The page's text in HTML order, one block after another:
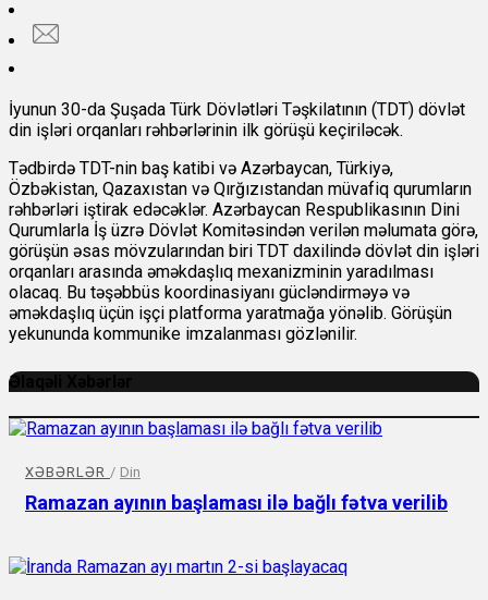
İyunun 30-da Şuşada Türk Dövlətləri Təşkilatının (TDT) dövlət
din işləri orqanları rəhbərlərinin ilk görüşü keçiriləcək.
Tədbirdə TDT-nin baş katibi və Azərbaycan, Türkiyə,
Özbəkistan, Qazaxıstan və Qırğızıstandan müvafiq qurumların
rəhbərləri iştirak edəcəklər. Azərbaycan Respublikasının Dini
Qurumlarla İş üzrə Dövlət Komitəsindən verilən məlumata görə,
görüşün əsas mövzularından biri TDT daxilində dövlət din işləri
orqanları arasında əməkdaşlıq mexanizminin yaradılması
olacaq. Bu təşəbbüs koordinasiyanı gücləndirməyə və
əməkdaşlıq üçün işçi platforma yaratmağa yönəlib. Görüşün
yekununda kommunike imzalanması gözlənilir.
Əlaqəli Xəbərlər
XƏBƏRLƏR / Din
Ramazan ayının başlaması ilə bağlı fətva verilib